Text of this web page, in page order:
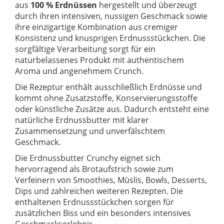
aus 100 % Erdnüssen hergestellt und überzeugt
durch ihren intensiven, nussigen Geschmack sowie
ihre einzigartige Kombination aus cremiger
Konsistenz und knusprigen Erdnussstückchen. Die
sorgfältige Verarbeitung sorgt für ein
naturbelassenes Produkt mit authentischem
Aroma und angenehmem Crunch.
Die Rezeptur enthält ausschließlich Erdnüsse und
kommt ohne Zusatzstoffe, Konservierungsstoffe
oder künstliche Zusätze aus. Dadurch entsteht eine
natürliche Erdnussbutter mit klarer
Zusammensetzung und unverfälschtem
Geschmack.
Die Erdnussbutter Crunchy eignet sich
hervorragend als Brotaufstrich sowie zum
Verfeinern von Smoothies, Müslis, Bowls, Desserts,
Dips und zahlreichen weiteren Rezepten. Die
enthaltenen Erdnussstückchen sorgen für
zusätzlichen Biss und ein besonders intensives